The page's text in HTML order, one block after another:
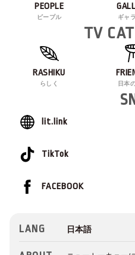
PEOPLE
ピープル ギャ
TV
RASHIKU
らしく 日本
lit.link
TikTok
FACEBOOK
LANG